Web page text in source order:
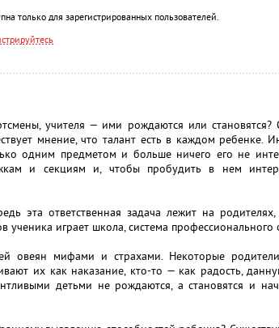
только для зарегистрированных пользователей.
учителя — ими рождаются или становятся?
мнение, что талант есть в каждом ребенке.
одним предметом и больше ничего его не
и секциям и, чтобы пробудить в нем
эта ответственная задача лежит на
ученика играет школа, система профессионального
овеян мифами и страхами. Некоторые родители
их как наказание, кто-то — как радость,
детьми не рождаются, а становятся и